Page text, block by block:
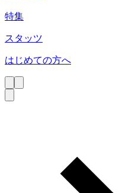
特集
スタッツ
はじめての方へ